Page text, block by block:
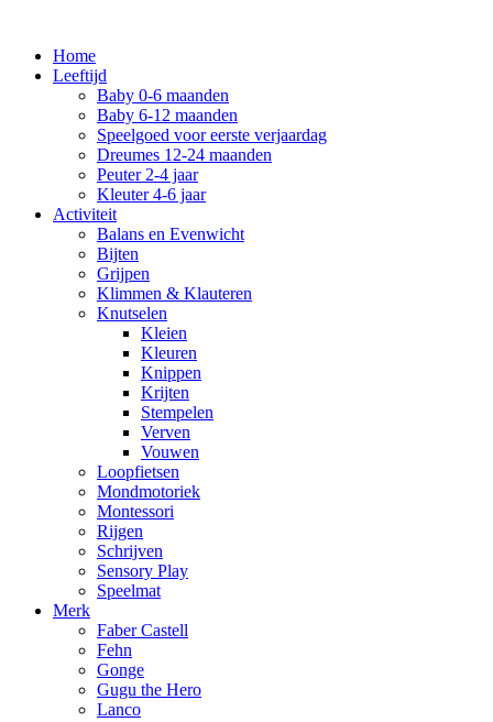
Home
Leeftijd
Baby 0-6 maanden
Baby 6-12 maanden
Speelgoed voor eerste verjaardag
Dreumes 12-24 maanden
Peuter 2-4 jaar
Kleuter 4-6 jaar
Activiteit
Balans en Evenwicht
Bijten
Grijpen
Klimmen & Klauteren
Knutselen
Kleien
Kleuren
Knippen
Krijten
Stempelen
Verven
Vouwen
Loopfietsen
Mondmotoriek
Montessori
Rijgen
Schrijven
Sensory Play
Speelmat
Merk
Faber Castell
Fehn
Gonge
Gugu the Hero
Lanco